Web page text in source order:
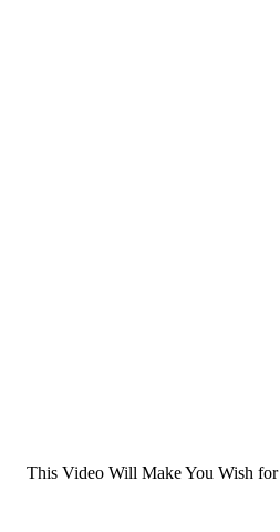
This Video Will Make You Wish